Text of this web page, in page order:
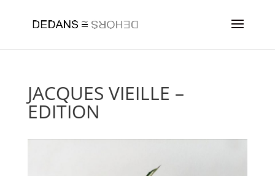
JACQUES VIEILLE –
EDITION